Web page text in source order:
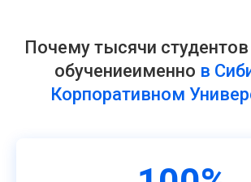
Почему тысячи
обучениеименно в
Корпоративном